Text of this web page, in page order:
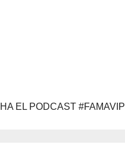
EL PODCAST #FAMAVIP